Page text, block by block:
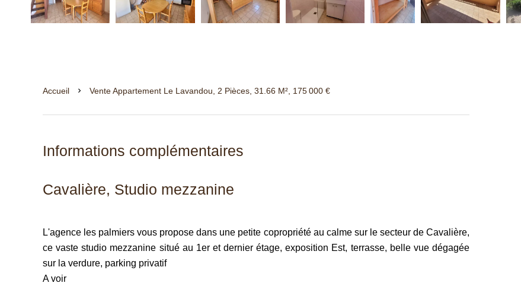
Accueil Vente Appartement Le Lavandou, 2 Pièces, 31.66 M², 175 000 €
Informations complémentaires
Cavalière, Studio mezzanine
L'agence les palmiers vous propose dans une petite copropriété au calme sur le secteur de Cavalière,
ce vaste studio mezzanine situé au 1er et dernier étage, exposition Est, terrasse, belle vue dégagée
sur la verdure, parking privatif
A voir